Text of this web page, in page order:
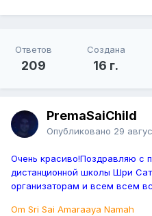
Ответов
209
Создана
16 г.
PremaSaiChild
Опубликовано 29
Очень красиво!Поздравляю с
дистанционной школы Шри
организаторам и всем всем
Om Sri Sai Amaraaya Namah